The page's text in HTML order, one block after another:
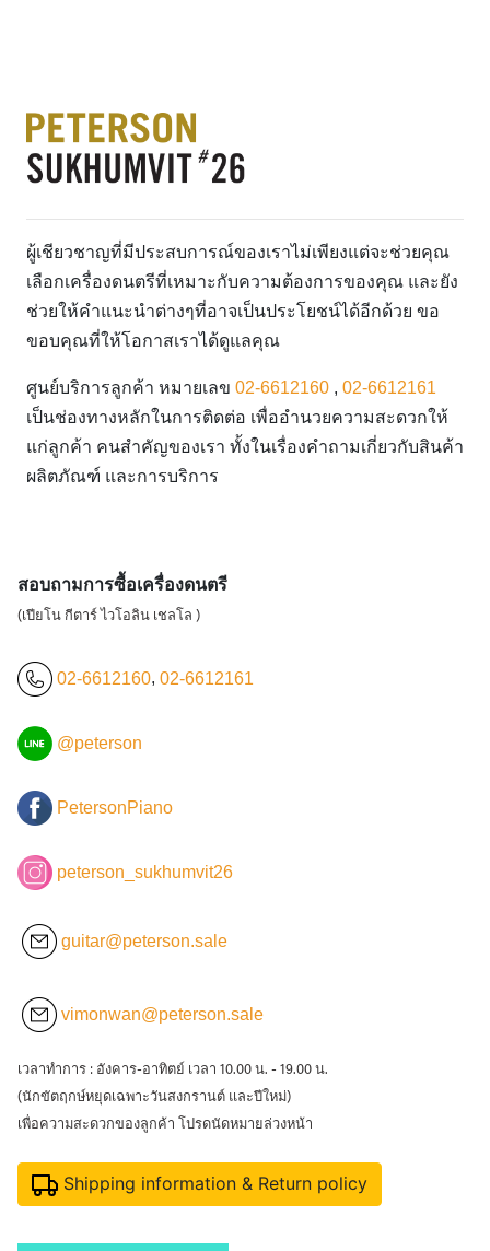
ผู้เชียวชาญที่มีประสบการณ์ของเราไม่เพียงแต่จะช่วยคุณ
เลือกเครื่องดนตรีที่เหมาะกับความต้องการของคุณ และยัง
ช่วยให้คำแนะนำต่างๆที่อาจเป็นประโยชน์ได้อีกด้วย ขอ
ขอบคุณที่ให้โอกาสเราได้ดูแลคุณ
ศูนย์บริการลูกค้า หมายเลข 02-6612160 , 02-6612161
เป็นช่องทางหลักในการติดต่อ เพื่ออำนวยความสะดวกให้
แก่ลูกค้า คนสำคัญของเรา ทั้งในเรื่องคำถามเกี่ยวกับสินค้า
ผลิตภัณฑ์ และการบริการ
สอบถามการซื้อเครื่องดนตรี
(เปียโน กีตาร์ ไวโอลิน เชลโล )
02-6612160, 02-6612161
@peterson
PetersonPiano
peterson_sukhumvit26
guitar@peterson.sale
vimonwan@peterson.sale
เวลาทำการ : อังคาร-อาทิตย์ เวลา 10.00 น. - 19.00 น.
(นักขัตฤกษ์หยุดเฉพาะวันสงกรานต์ และปีใหม่)
เพื่อความสะดวกของลูกค้า โปรดนัดหมายล่วงหน้า
Shipping information & Return policy